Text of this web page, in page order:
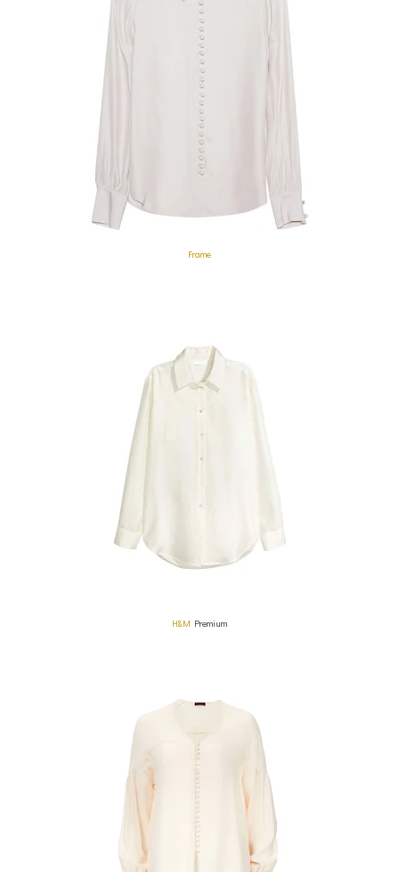
Frame
H&M Premium